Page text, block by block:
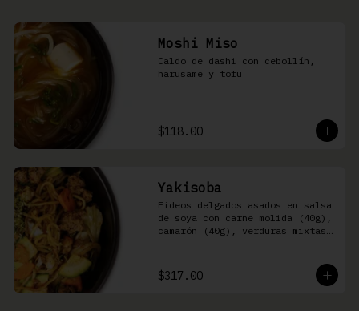
Moshi Miso
Caldo de dashi con cebollín,
harusame y tofu
$118.00
Yakisoba
Fideos delgados asados en salsa
de soya con carne molida (40g),
camarón (40g), verduras mixtas
$317.00